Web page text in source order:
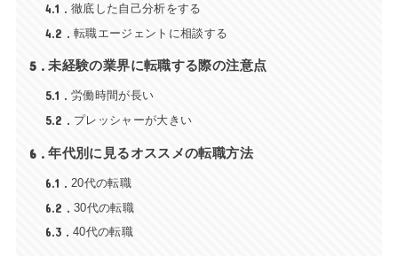
4.1 徹底した自己分析をする
4.2 転職エージェントに相談する
5 未経験の業界に転職する際の注意点
5.1 労働時間が長い
5.2 プレッシャーが大きい
6 年代別に見るオススメの転職方法
6.1 20代の転職
6.2 30代の転職
6.3 40代の転職